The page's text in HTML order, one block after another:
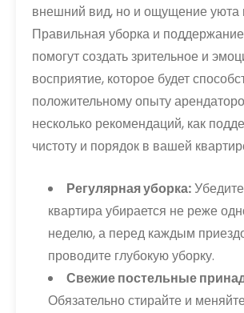
внешний вид, но и ощущение уюта
Правильная уборка и
помогут создать зрительное и
восприятие, которое будет
положительному опыту
несколько рекомендаций, как
чистоту и порядок в вашей
Регулярная уборка:
квартира убирается не реже
неделю, а перед каждым
проводите глубокую уборку.
Свежие постельные
Обязательно стирайте и